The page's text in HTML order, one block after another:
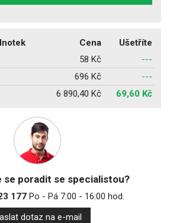
Cena
Ušetříte
58 Kč
---
696 Kč
---
6 890,40 Kč 69,60 Kč
se poradit se specialistou?
177Po - Pá 7:00 - 16:00 hod.
dotaz na e-mail